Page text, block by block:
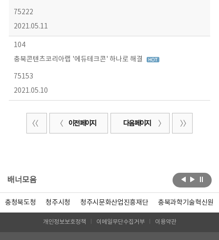
75222
2021.05.11
104
충북콘텐츠코리아랩 '에듀테크콘' 하나로 해결
75153
2021.05.10
이전 페이지 다음 페이지
배너모음
충청북도청 청주시청 청주시문화산업진흥재단 충북과학기술혁신원
개인정보보호정책 이메일무단수집거부 이용약관